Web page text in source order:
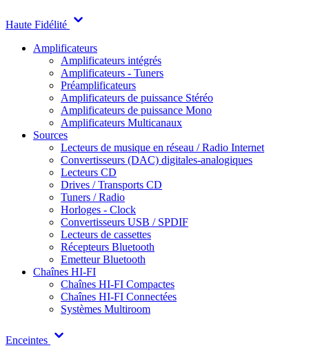
Haute Fidélité
Amplificateurs
Amplificateurs intégrés
Amplificateurs - Tuners
Préamplificateurs
Amplificateurs de puissance Stéréo
Amplificateurs de puissance Mono
Amplificateurs Multicanaux
Sources
Lecteurs de musique en réseau / Radio Internet
Convertisseurs (DAC) digitales-analogiques
Lecteurs CD
Drives / Transports CD
Tuners / Radio
Horloges - Clock
Convertisseurs USB / SPDIF
Lecteurs de cassettes
Récepteurs Bluetooth
Emetteur Bluetooth
Chaînes HI-FI
Chaînes HI-FI Compactes
Chaînes HI-FI Connectées
Systèmes Multiroom
Enceintes